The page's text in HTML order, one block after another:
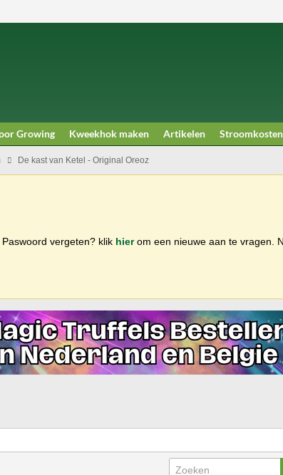
Growing Kweekhok maken Artikelen Stroomkosten
De kast van Ketel - Original Oreoz
vergeten? klik hierom een nieuwe aan te vragen.